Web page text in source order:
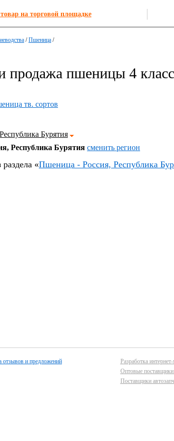
на торговой площадке
/Пшеница /
продажа пшеницы 4
тв. сортов
Бурятия
Республика Бурятия cменить регион
«Пшеница - Россия, Республика
отзывов и предложений
Разработка
Оптовые поставщики
Поставщики